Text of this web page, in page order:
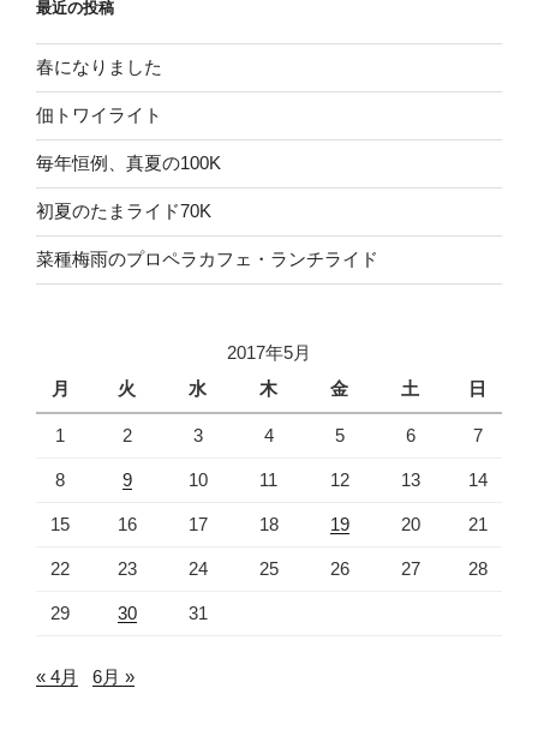
最近の投稿
春になりました
佃トワイライト
毎年恒例、真夏の100K
初夏のたまライド70K
菜種梅雨のプロペラカフェ・ランチライド
2017年5月
月
火 水 木 金 土 日
1 2 3 4 5 6 7
8 9 10 11 12 13 14
15 16 17 18 19 20 21
22 23 24 25 26 27 28
29 30 31
« 4月 6月 »